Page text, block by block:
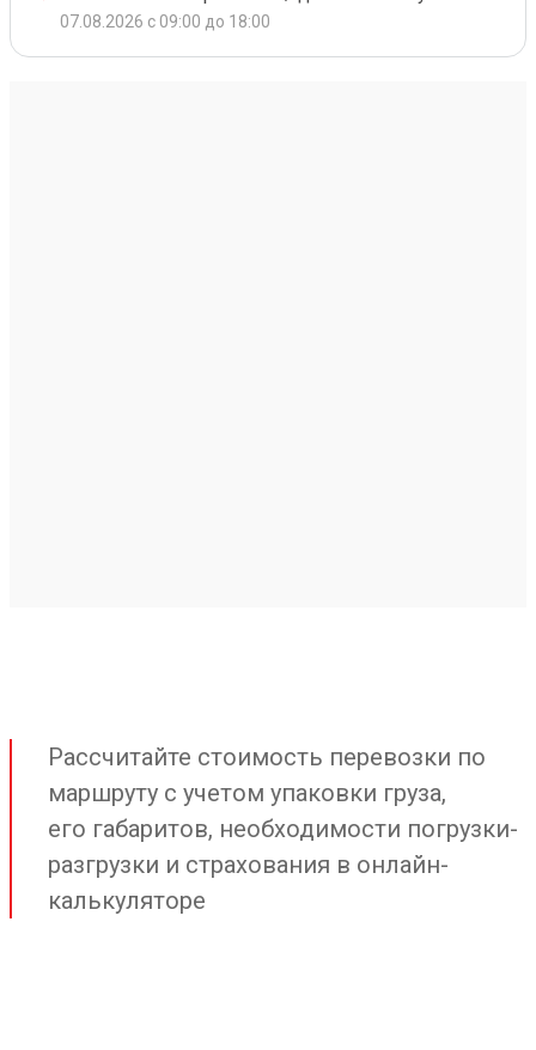
07.08.2026 с 09:00 до 18:00
Рассчитайте стоимость перевозки по
маршруту с учетом упаковки груза,
его габаритов, необходимости погрузки-
разгрузки и страхования в онлайн-
калькуляторе